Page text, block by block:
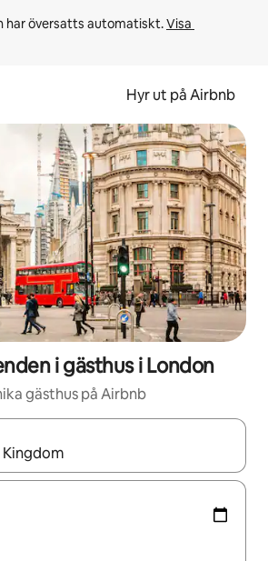
har översatts automatiskt. Visa
Hyr ut på Airbnb
i gästhus i London
gästhus på Airbnb
kan du navigera med upp- och